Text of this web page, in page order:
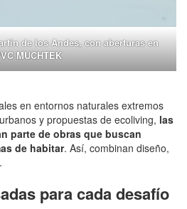
de los Andes, con aberturas en
MUCHTEK
en entornos naturales extremos
y propuestas de ecoliving, las
parte de obras que buscan
de habitar. Así, combinan diseño,
para cada desafío